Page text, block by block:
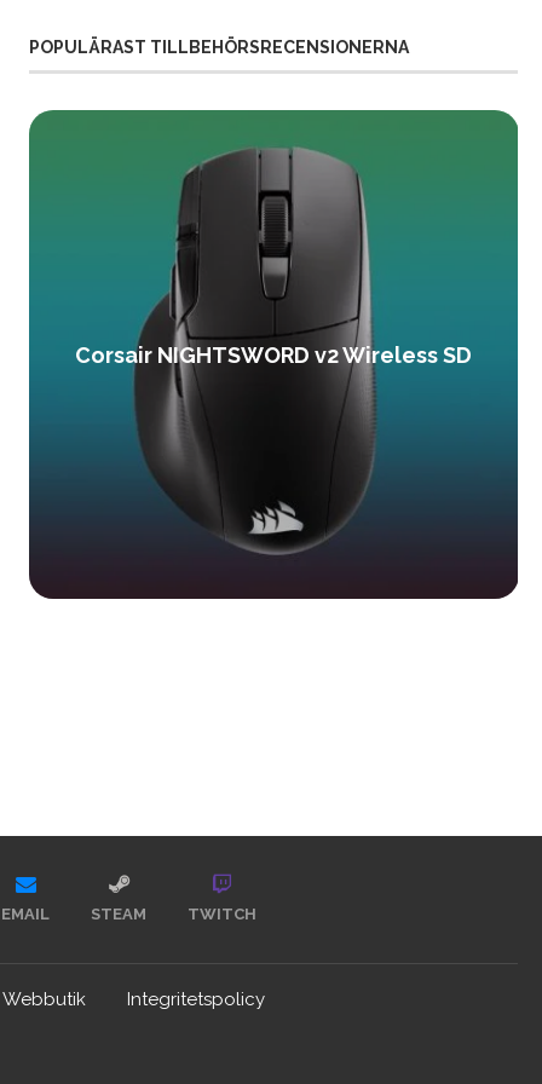
POPULÄRAST TILLBEHÖRSRECENSIONERNA
Corsair NIGHTSWORD v2 Wireless SD
EMAIL STEAM TWITCH
Webbutik Integritetspolicy